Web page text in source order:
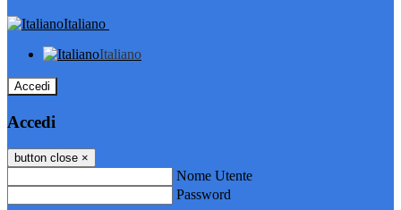
Italiano
Italiano
Accedi
Accedi
button close ×
Nome Utente
Password